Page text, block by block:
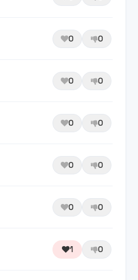
0 0
0 0
0 0
0 0
0 0
1 0